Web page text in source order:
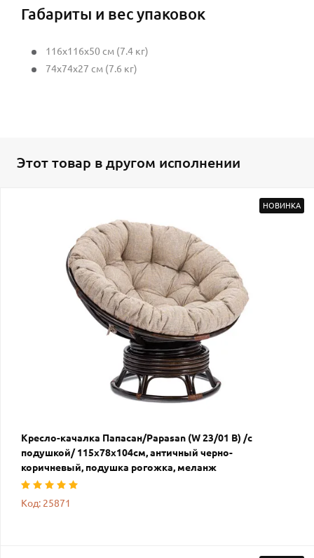
Габариты и вес упаковок
116x116x50 см (7.4 кг)
74x74x27 см (7.6 кг)
Этот товар в другом исполнении
НОВИНКА
Кресло-качалка Папасан/Papasan (W 23/01 B) /с
подушкой/ 115х78х104см, античный черно-
коричневый, подушка рогожка, меланж
Код: 25871